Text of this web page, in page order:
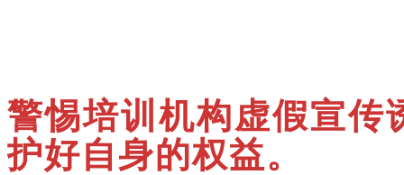
警惕培训机构虚假宣传
护好自身的权益。